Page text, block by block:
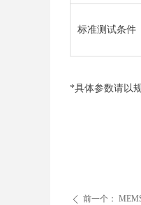
标准测试条件
*具体参数请以
ꄴ 前一个：